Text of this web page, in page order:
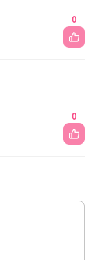
0
0